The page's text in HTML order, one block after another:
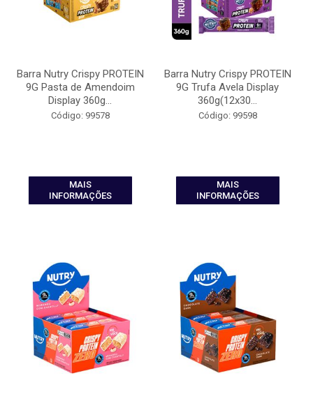
Barra Nutry Crispy PROTEIN
9G Pasta de Amendoim
Display 360g...
Código: 99578
MAIS
INFORMAÇÕES
Barra Nutry Crispy PROTEIN
9G Trufa Avela Display
360g(12x30...
Código: 99598
MAIS
INFORMAÇÕES